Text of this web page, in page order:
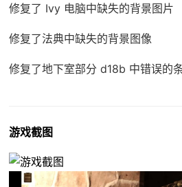
修复了 Ivy 电脑中缺失的背景图片
修复了法典中缺失的背景图像
修复了地下室部分 d18b 中错误的
游戏截图